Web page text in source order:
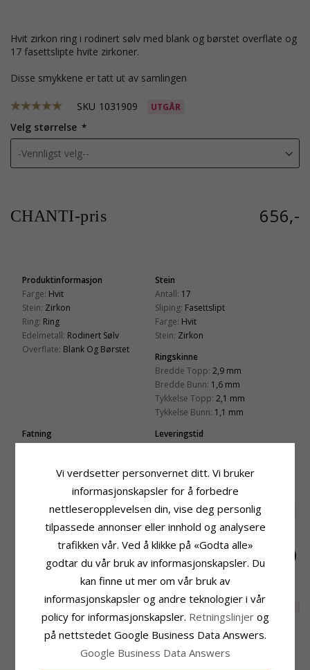
hvit zirkon ring i rodinert sølv med blank og børstet overflate og
17 fasettslipte hvite zirkoner.
Disse smykkene er tatt ut av samlingen
SKU 1031909 UTGÅR
Velg størrelse
CHANTI-pris 656,-
Produktinformasjon
Farge: Hvit
Stein: Zirkon
Ring: Ring
Edelmetall: Rodinert Sølv
Overflate: Blank Og Børstet
Stein
Antall: 17
Sliping: Fasettslipt
Farge: Hvit
Stein: Zirkon
Ringskinne
Bredde Topp: 2,9 mm
Bredde Bunn: 1,6 mm
Tykkelse Topp: 2,1 mm
Tykkelse Bunn: 1,1 mm
Fatning
Leveringstid
BESLEKTEDE PRODUKTER
Hvit zirkon ring i
rodinert sølv
UTGÅR 70%
Hvit zirkon ring i
rodinert sølv
EXTRA 193,-
SALE
Hvit zirkon ring i
rodinert sølv
EXTRA
KUNDER KJØPER OGSÅ
Vi verdsetter personvernet ditt. Vi bruker
informasjonskapsler for å forbedre
nettleseropplevelsen din, vise deg personlig
tilpassede annonser eller innhold og analysere
trafikken vår. Ved å klikke på «Godta alle»
godtar du vår bruk av informasjonskapsler. Du
kan finne ut mer om vår bruk av
informasjonskapsler og andre teknologier i vår
policy for informasjonskapsler. Retningslinjer og
på nettstedet Google Business Data Answers.
Google Business Data Answers